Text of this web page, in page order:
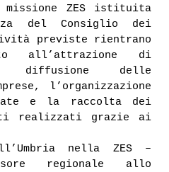
ZES istituita
del Consiglio dei
previste rientrano
all’attrazione di
diffusione delle
l’organizzazione
e la raccolta dei
realizzati grazie ai
nella ZES –
regionale allo